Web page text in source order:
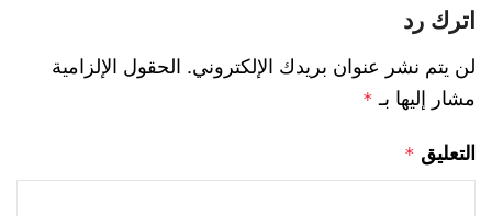
اترك رد
لن يتم نشر عنوان بريدك الإلكتروني. الحقول الإلزامية
مشار إليها بـ *
التعليق *